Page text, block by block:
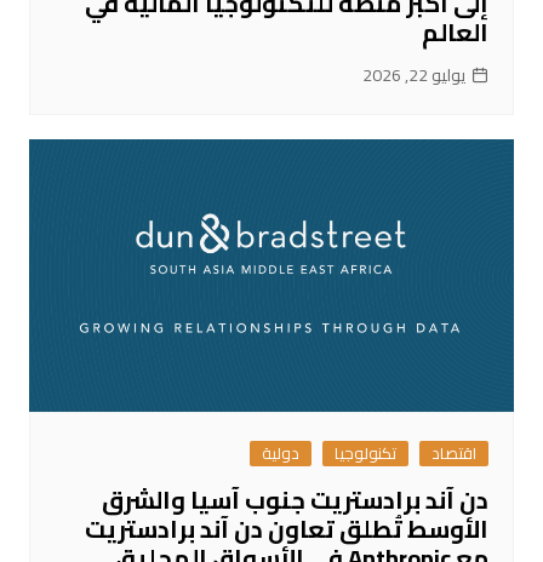
العالم
يوليو 22, 2026
اقتصاد تكنولوجيا دولية
دن آند برادستريت جنوب آسيا والشرق
الأوسط تُطلق تعاون دن آند برادستريت